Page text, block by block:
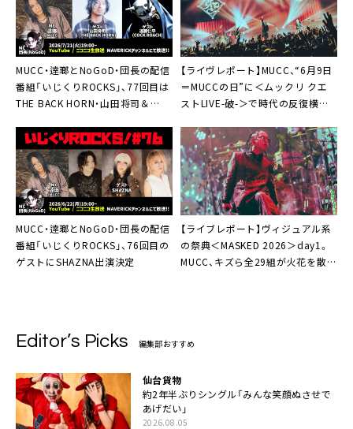
MUCC・逹瑯とNoGoD・団長の配信
番組「いじくりROCKS」、77回目は
THE BACK HORN・山田将司＆
オ生出演
【ライヴレポート】MUCC、“6月9日
＝MUCCの日”に＜ムックリ クエ
ストLIVE-破-＞で時代の反復横飛
いよ」
MUCC・逹瑯とNoGoD・団長の配信
番組「いじくりROCKS」、76回目の
ゲストにSHAZNA出演決定
【ライブレポート】ヴィジュアル系
の祭典＜MASKED 2026＞day1。
MUCC、キズら全29組が火花を散ら
Editor’s Picks 編集部おすすめ
仙台貨物
約2年半ぶりシングル「みんな笑顔ぬさせで
あげだい」
2026.08.05